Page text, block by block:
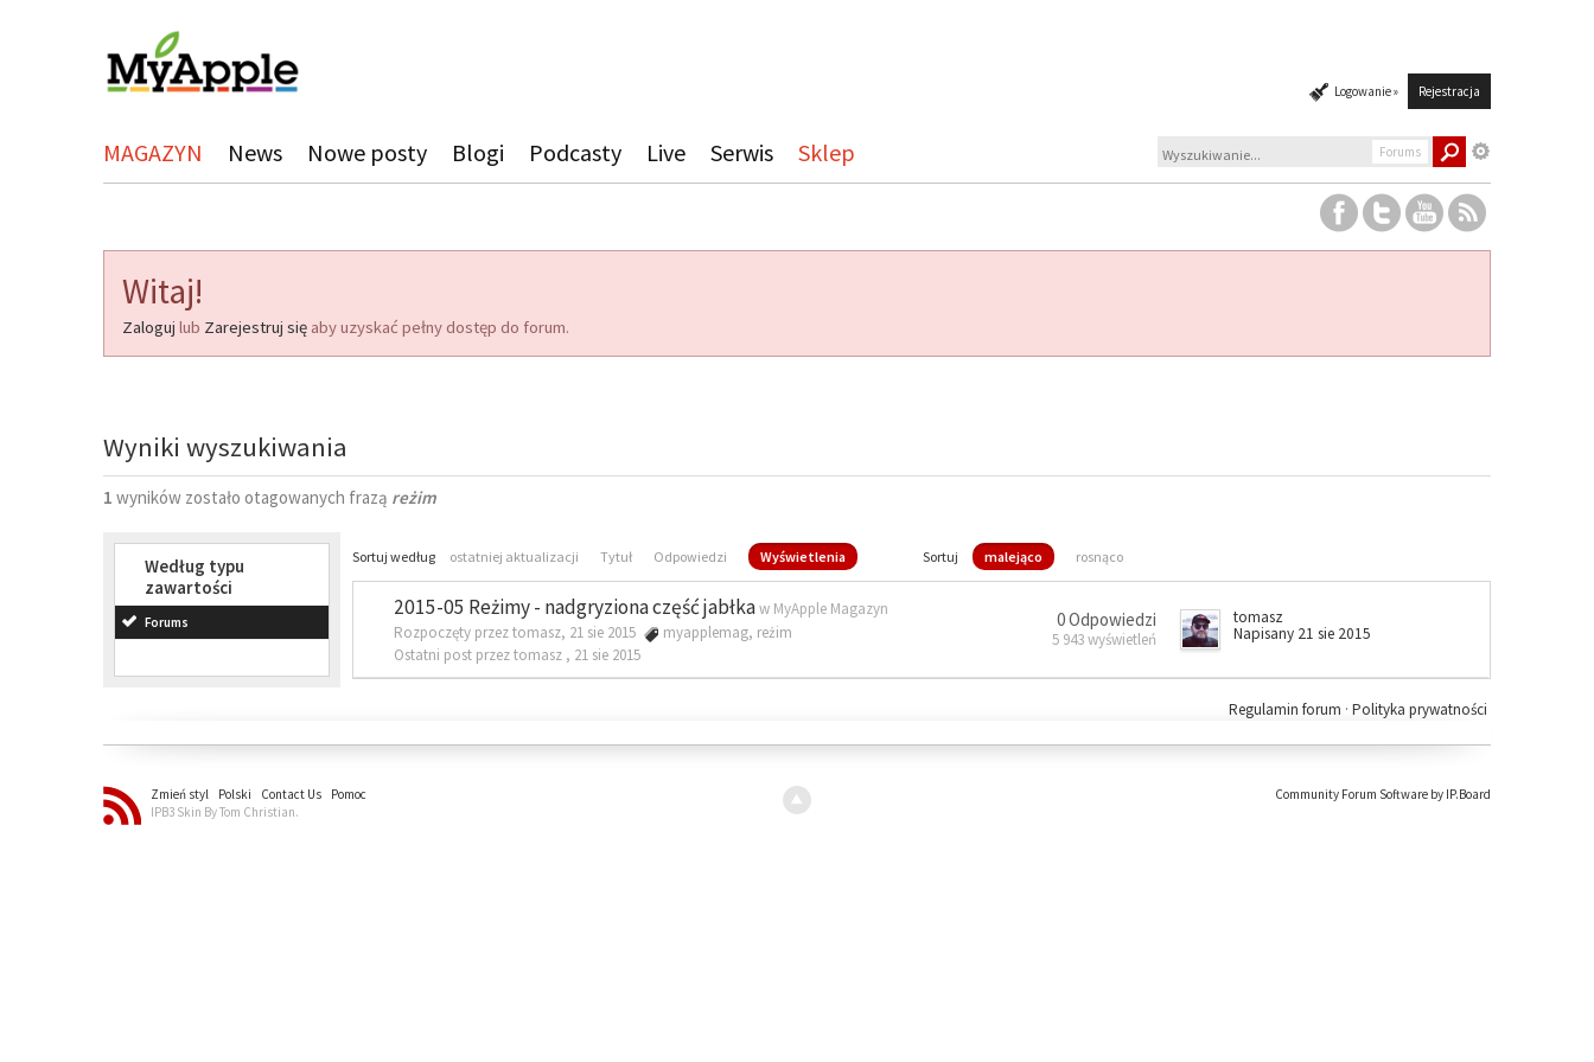
Logowanie » Rejestracja
MAGAZYN News Nowe posty Blogi Podcasty Live Serwis Sklep Forums
Witaj!
Zaloguj lub Zarejestruj się aby uzyskać pełny dostęp do forum.
Wyniki wyszukiwania
1 wyników zostało otagowanych frazą reżim
Według typu
zawartości
Forums
Sortuj według ostatniej aktualizacji Tytuł Odpowiedzi Wyświetlenia Sortuj malejąco rosnąco
2015-05 Reżimy - nadgryziona część jabłkaw MyApple Magazyn
Rozpoczęty przez tomasz, 21 sie 2015
myapplemag, reżim
Ostatni post przez tomasz , 21 sie 2015
0 Odpowiedzi
5 943 wyświetleń
tomasz
Napisany 21 sie 2015
Polityka prywatności
Regulamin forum ·
Zmień styl Polski Contact Us
Pomoc
IPB3 Skin By Tom Christian.
Community Forum Software by IP.Board